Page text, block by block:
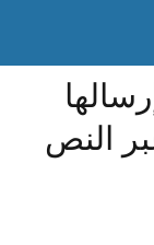
النص